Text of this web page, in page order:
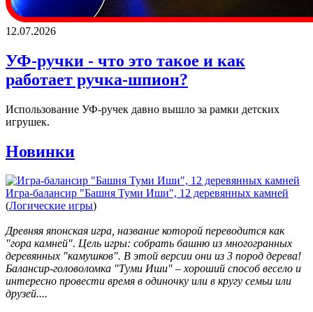
12.07.2026
УФ-ручки - что это такое и как
работает ручка-шпион?
Использование УФ-ручек давно вышло за рамки детских
игрушек.
Новинки
Игра-балансир "Башня Туми Иши", 12 деревянных камней
(Логические игры)
Древняя японская игра, название которой переводится как
"гора камней". Цель игры: собрать башню из многогранных
деревянных "камушков". В этой версии они из 3 пород дерева!
Балансир-головоломка "Туми Иши" – хороший способ весело и
интересно провести время в одиночку или в кругу семьи или
друзей....